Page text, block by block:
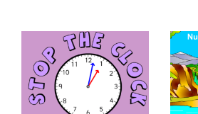
Stop the clock